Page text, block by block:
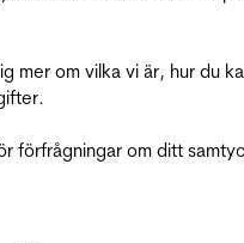
mer om vilka vi är, hur du
förfrågningar om ditt